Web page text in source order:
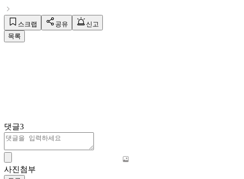
스크랩 공유
신고
목록
댓글3
사진첨부